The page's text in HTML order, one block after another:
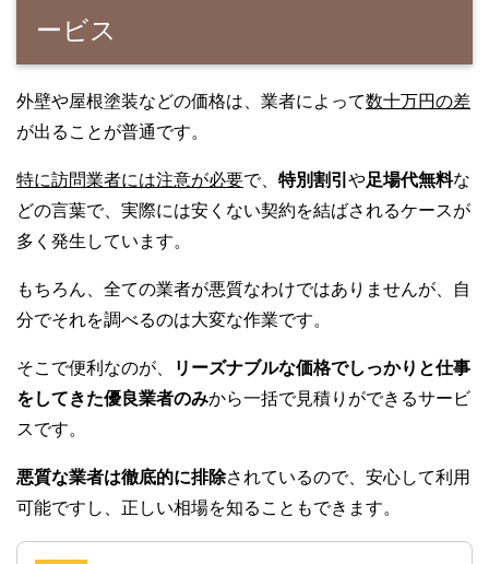
ービス
外壁や屋根塗装などの価格は、業者によって数十万円の差
が出ることが普通です。
特に訪問業者には注意が必要で、 特別割引 や足場代無料な
どの言葉で、実際には安くない契約を結ばされるケースが
多く発生しています。
もちろん、全ての業者が悪質なわけではありませんが、自
分でそれを調べるのは大変な作業です。
そこで便利なのが、
リーズナブルな価格でしっかりと仕事
をしてきた優良業者のみから一括で見積りができるサービ
スです。
悪質な業者は徹底的に排除されているので、安心して利用
可能ですし、正しい相場を知ることもできます。